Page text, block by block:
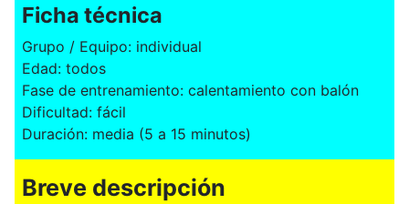
Ficha técnica
Grupo / Equipo: individual
Edad: todos
Fase de entrenamiento: calentamiento con balón
Dificultad: fácil
Duración: media (5 a 15 minutos)
Breve descripción